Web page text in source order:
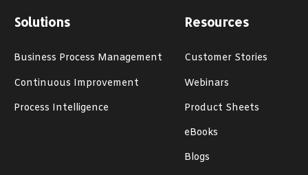
Solutions
Business Process Management
Continuous Improvement
Process Intelligence
Resources
Customer Stories
Webinars
Product Sheets
eBooks
Blogs